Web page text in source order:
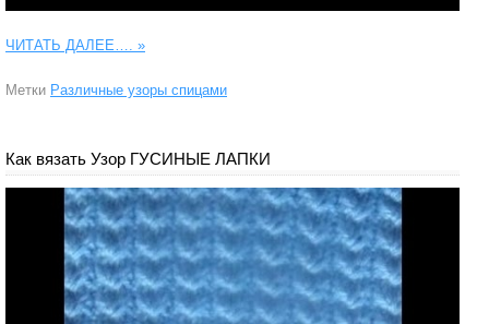
ЧИТАТЬ ДАЛЕЕ…. »
Метки Различные узоры спицами
Как вязать Узор ГУСИНЫЕ ЛАПКИ